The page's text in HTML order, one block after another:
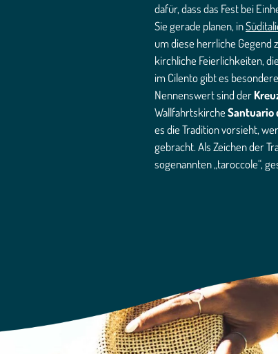
dafür, dass das Fest bei
Sie gerade planen, in
um diese herrliche Gegend
kirchliche Feierlichkeiten,
im Cilento gibt es
Nennenswert sind der
WallfahrtskircheSantuario
es die Tradition vorsieht,
gebracht. Als Zeichen der
sogenannten „taroccole“,